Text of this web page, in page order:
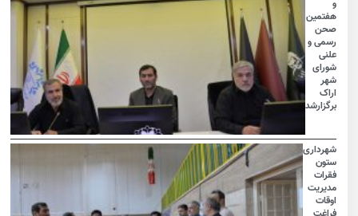
هفتمین
صحن
رسمی و
علنی
شورای
شهر
اراک
برگزارشد
شهرداری
ستون
فقرات
مدیریت
اوقات